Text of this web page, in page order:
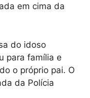
em cima da
do idoso
para família e
o próprio pai. O
da Polícia